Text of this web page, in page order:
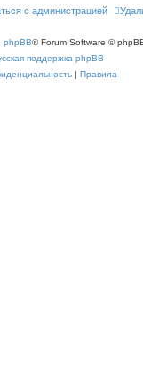
с администрацией
phpBB® Forum Software ©
поддержка phpBB
| Правила